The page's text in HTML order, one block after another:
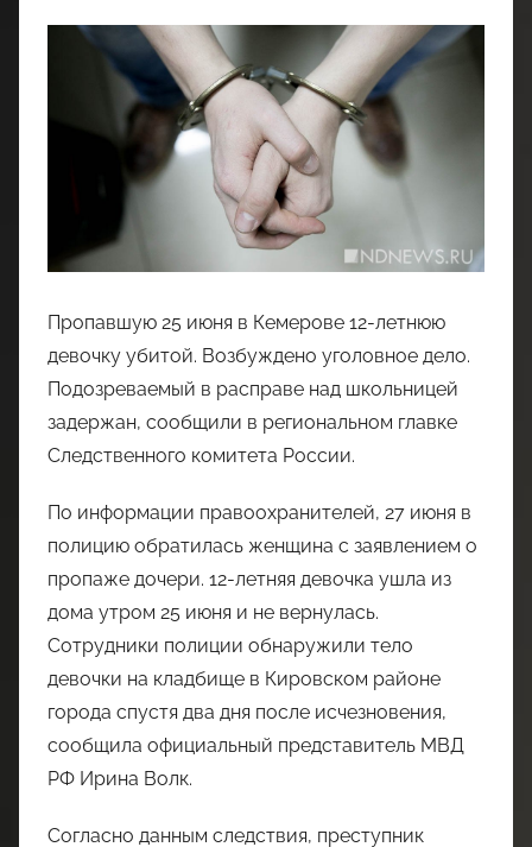
Пропавшую 25 июня в Кемерове 12-летнюю
девочку убитой. Возбуждено уголовное дело.
Подозреваемый в расправе над школьницей
задержан, сообщили в региональном главке
Следственного комитета России.
По информации правоохранителей, 27 июня в
полицию обратилась женщина с заявлением о
пропаже дочери. 12-летняя девочка ушла из
дома утром 25 июня и не вернулась.
Сотрудники полиции обнаружили тело
девочки на кладбище в Кировском районе
города спустя два дня после исчезновения,
сообщила официальный представитель МВД
РФ Ирина Волк.
Согласно данным следствия, преступник